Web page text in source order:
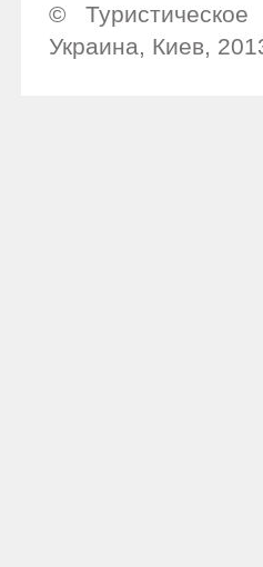
©
Украина, Киев,